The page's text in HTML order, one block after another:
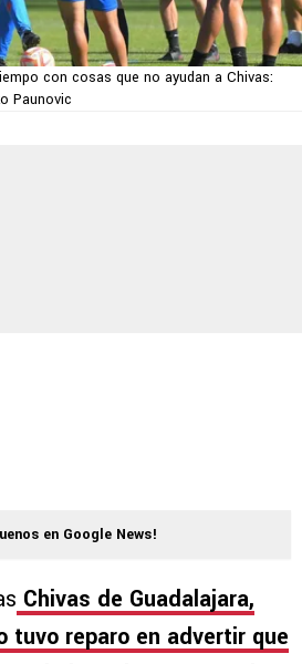
con cosas que no ayudan a Chivas:
Paunovic
en Google News!
Chivas de Guadalajara,
tuvo reparo en advertir que